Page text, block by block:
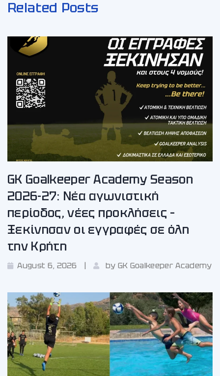
Related Posts
GK Goalkeeper Academy Season
2026-27: Νέα αγωνιστική
περίοδος, νέες προκλήσεις –
Ξεκίνησαν οι εγγραφές σε όλη
την Κρήτη
August 6, 2026 by GK Goalkeeper Academy